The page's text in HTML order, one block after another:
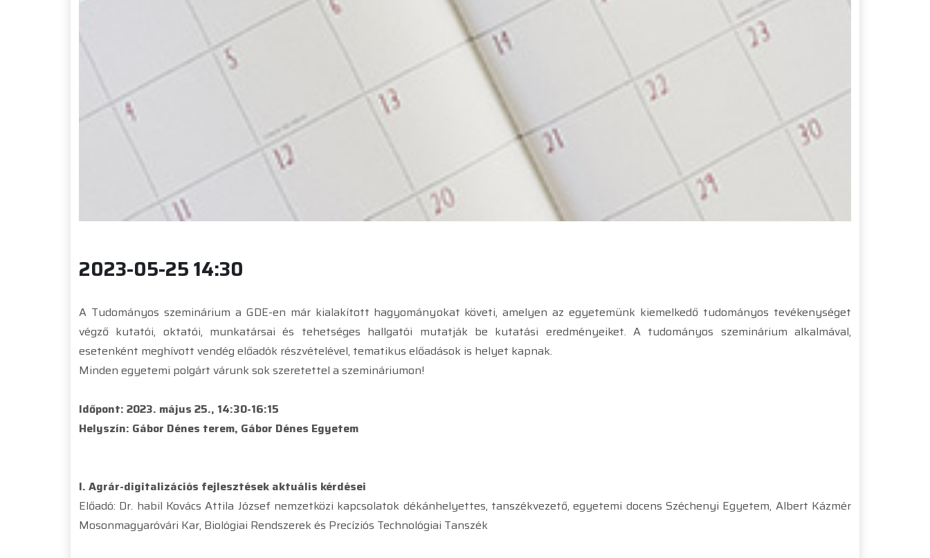
2023-05-25 14:30
A Tudományos szeminárium a GDE-en már kialakított hagyományokat követi, amelyen az egyetemünk kiemelkedő tudományos tevékenységet
végző kutatói, oktatói, munkatársai és tehetséges hallgatói mutatják be kutatási eredményeiket. A tudományos szeminárium alkalmával,
esetenként meghívott vendég előadók részvételével, tematikus előadások is helyet kapnak.
Minden egyetemi polgárt várunk sok szeretettel a szemináriumon!
Időpont: 2023. május 25., 14:30-16:15
Helyszín: Gábor Dénes terem, Gábor Dénes Egyetem
I. Agrár-digitalizációs fejlesztések aktuális kérdései
Előadó: Dr. habil Kovács Attila József nemzetközi kapcsolatok dékánhelyettes, tanszékvezető, egyetemi docens Széchenyi Egyetem, Albert Kázmér
Mosonmagyaróvári Kar, Biológiai Rendszerek és Precíziós Technológiai Tanszék